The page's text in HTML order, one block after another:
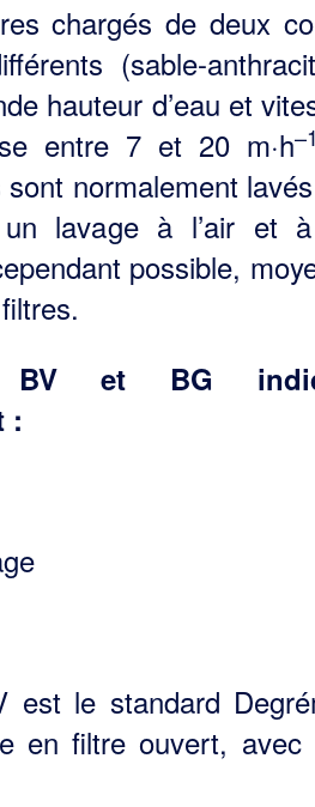
chargés de deux
(sable-
hauteur d’eau et
entre 7 et 20 m·h
norma­lement lavés
lavage à l’air et à
possible,
BV et BG
:
est le standard
en filtre ouvert,